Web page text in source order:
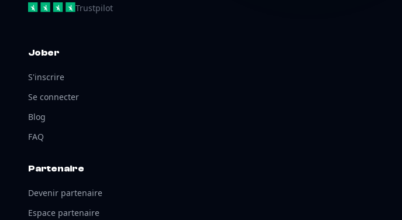
Trustpilot
Jober
S'inscrire
Se connecter
Blog
FAQ
Partenaire
Devenir partenaire
Espace partenaire